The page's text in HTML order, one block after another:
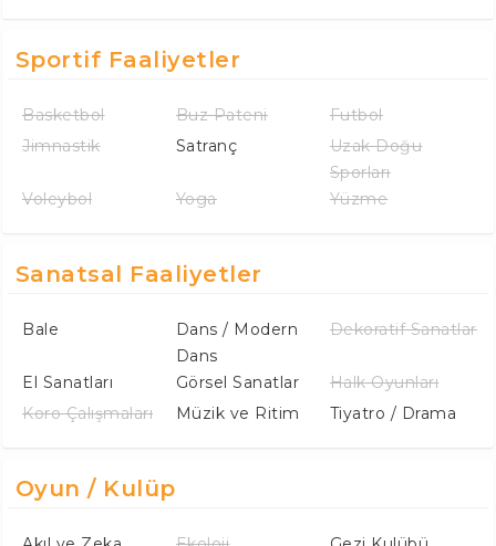
Sportif Faaliyetler
Basketbol Buz Pateni
Futbol
Jimnastik
Satranç
Uzak Doğu
Sporları
Voleybol
Yoga Yüzme
Sanatsal Faaliyetler
Bale
Dans / Modern
Dans
Dekoratif Sanatlar
El Sanatları Görsel Sanatlar
Halk Oyunları
Koro Çalışmaları
Müzik ve Ritim Tiyatro / Drama
Oyun / Kulüp